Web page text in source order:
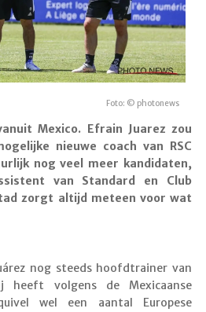
Foto: © photonews
Mexico. Efrain Juarez zou
nieuwe coach van RSC
nog veel meer kandidaten,
van Standard en Club
zorgt altijd meteen voor wat
nog steeds hoofdtrainer van
heeft volgens de Mexicaanse
wel een aantal Europese